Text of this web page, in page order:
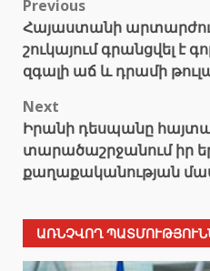
Post
navigation
Previous
Հայաստանի
շուկայում գրանցվել է
զգալի աճ և դրամի
Next
Իրանի դեսպանը
տարածաշրջանում իր
քաղաքականության
ԱՌՆՉՎՈՂ